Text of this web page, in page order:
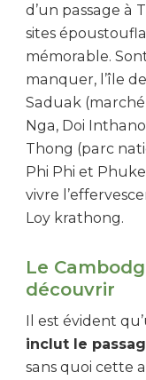
d’un passage à
sites
mémorable.
manquer, l’île
Saduak
Nga, Doi
Thong (parc
Phi Phi et
vivre
Loy krathong.
Le
découvrir
Il est évident
inclut le
sans quoi cette